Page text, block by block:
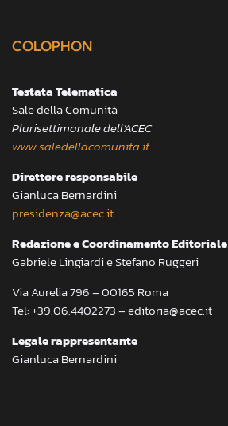
COLOPHON
Testata Telematica
Sale della Comunità
Plurisettimanale dell’ACEC
www.saledellacomunita.it
Direttore responsabile
Gianluca Bernardini
presidenza@acec.it
Redazione e Coordinamento Editoriale
Gabriele Lingiardi e Stefano Ruggeri
Via Aurelia 796 – 00165 Roma
Tel: +39.06.4402273 – editoria@acec.it
Legale rappresentante
Gianluca Bernardini